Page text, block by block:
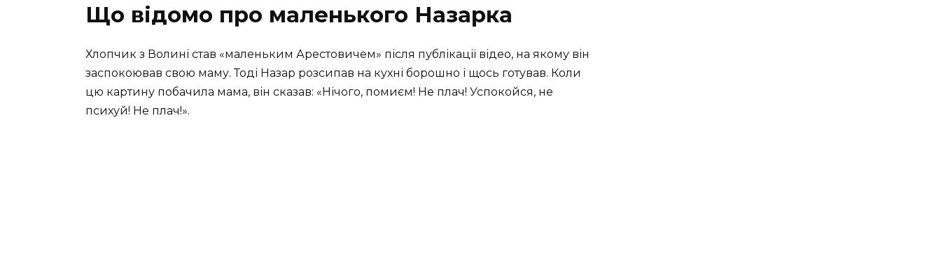
Що відомо про маленького Назарка
Хлопчик з Волині став «маленьким Арестовичем» після публікації відео, на якому він
заспокоював свою маму. Тоді Назар розсипав на кухні борошно і щось готував. Коли
цю картину побачила мама, він сказав: «Нічого, помиєм! Не плач! Успокойся, не
психуй! Не плач!».